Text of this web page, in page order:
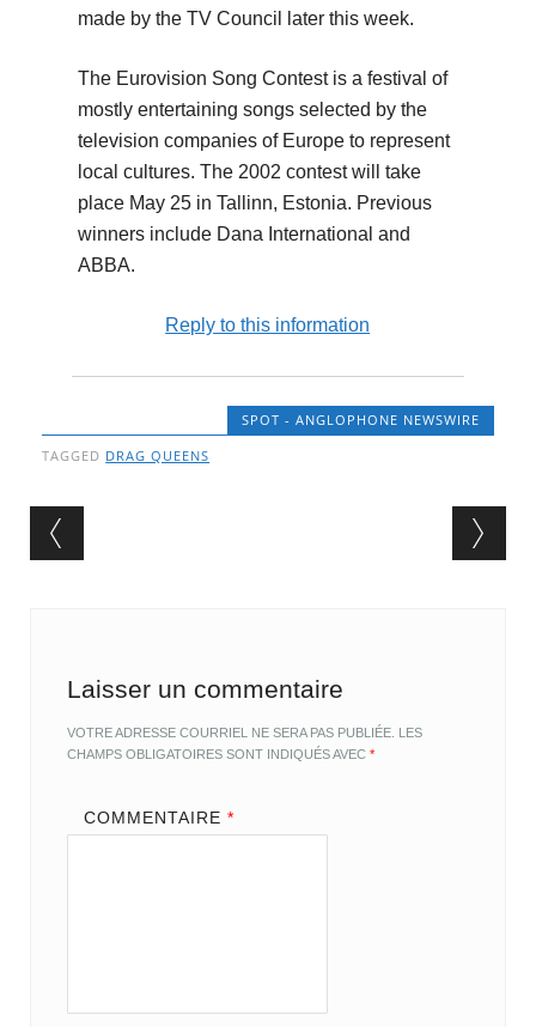
made by the TV Council later this week.
The Eurovision Song Contest is a festival of
mostly entertaining songs selected by the
television companies of Europe to represent
local cultures. The 2002 contest will take
place May 25 in Tallinn, Estonia. Previous
winners include Dana International and
ABBA.
Reply to this information
SPOT - ANGLOPHONE NEWSWIRE
TAGGED DRAG QUEENS
Post navigation
Laisser un commentaire
VOTRE ADRESSE COURRIEL NE SERA PAS PUBLIÉE. LES
CHAMPS OBLIGATOIRES SONT INDIQUÉS AVEC*
COMMENTAIRE *